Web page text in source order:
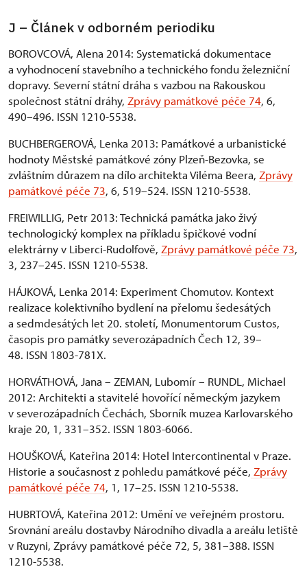
J – Článek v odborném periodiku
BOROVCOVÁ, Alena 2014: Systematická dokumentace
a vyhodnocení stavebního a technického fondu železniční
dopravy. Severní státní dráha s vazbou na Rakouskou
společnost státní dráhy, Zprávy památkové péče 74, 6,
490–496. ISSN 1210-5538.
BUCHBERGEROVÁ, Lenka 2013: Památkové a urbanistické
hodnoty Městské památkové zóny Plzeň-Bezovka, se
zvláštním důrazem na dílo architekta Viléma Beera, Zprávy
památkové péče 73, 6, 519–524. ISSN 1210-5538.
FREIWILLIG, Petr 2013: Technická památka jako živý
technologický komplex na příkladu špičkové vodní
elektrárny v Liberci-Rudolfově, Zprávy památkové péče 73,
3, 237–245. ISSN 1210-5538.
HÁJKOVÁ, Lenka 2014: Experiment Chomutov. Kontext
realizace kolektivního bydlení na přelomu šedesátých
a sedmdesátých let 20. století, Monumentorum Custos,
časopis pro památky severozápadních Čech 12, 39–
48. ISSN 1803-781X.
HORVÁTHOVÁ, Jana – ZEMAN, Lubomír – RUNDL, Michael
2012: Architekti a stavitelé hovořící německým jazykem
v severozápadních Čechách, Sborník muzea Karlovarského
kraje 20, 1, 331–352. ISSN 1803-6066.
HOUŠKOVÁ, Kateřina 2014: Hotel Intercontinental v Praze.
Historie a současnost z pohledu památkové péče, Zprávy
památkové péče 74, 1, 17–25. ISSN 1210-5538.
HUBRTOVÁ, Kateřina 2012: Umění ve veřejném prostoru.
Srovnání areálu dostavby Národního divadla a areálu letiště
v Ruzyni, Zprávy památkové péče 72, 5, 381–388. ISSN
1210-5538.